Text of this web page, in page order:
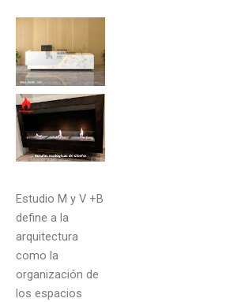
Estudio M y V +B
define a la
arquitectura
como la
organización de
los espacios